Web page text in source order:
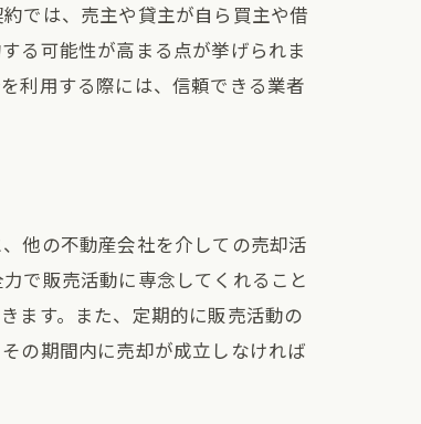
では、売主や貸主が自ら買主や借
る可能性が高まる点が挙げられま
利用する際には、信頼できる業者
他の不動産会社を介しての売却活
で販売活動に専念してくれること
ます。また、定期的に販売活動の
の期間内に売却が成立しなければ